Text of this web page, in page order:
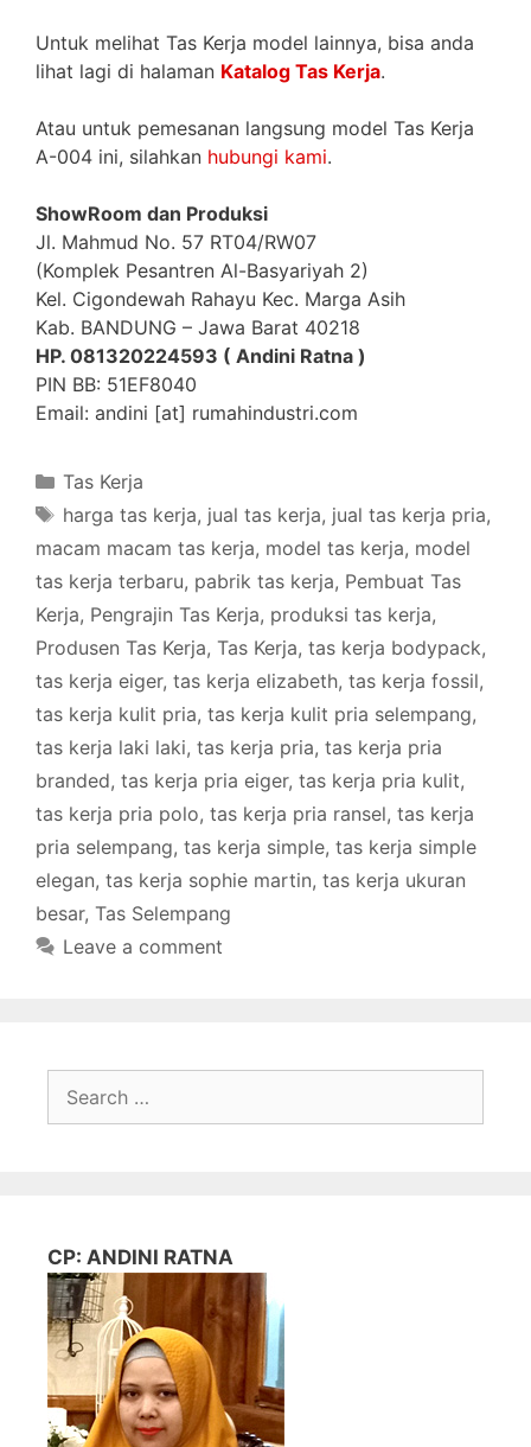
Untuk melihat Tas Kerja model lainnya, bisa anda
lihat lagi di halaman Katalog Tas Kerja.
Atau untuk pemesanan langsung model Tas Kerja
A-004 ini, silahkan hubungi kami.
ShowRoom dan Produksi
Jl. Mahmud No. 57 RT04/RW07
(Komplek Pesantren Al-Basyariyah 2)
Kel. Cigondewah Rahayu Kec. Marga Asih
Kab. BANDUNG – Jawa Barat 40218
HP. 081320224593 ( Andini Ratna )
PIN BB: 51EF8040
Email: andini [at] rumahindustri.com
Categories
Tas Kerja
Tags
harga tas kerja, jual tas kerja, jual tas kerja pria,
macam macam tas kerja, model tas kerja, model
tas kerja terbaru, pabrik tas kerja, Pembuat Tas
Kerja, Pengrajin Tas Kerja, produksi tas kerja,
Produsen Tas Kerja, Tas Kerja, tas kerja bodypack,
tas kerja eiger, tas kerja elizabeth, tas kerja fossil,
tas kerja kulit pria, tas kerja kulit pria selempang,
tas kerja laki laki, tas kerja pria, tas kerja pria
branded, tas kerja pria eiger, tas kerja pria kulit,
tas kerja pria polo, tas kerja pria ransel, tas kerja
pria selempang, tas kerja simple, tas kerja simple
elegan, tas kerja sophie martin, tas kerja ukuran
besar, Tas Selempang
Leave a comment
CP: ANDINI RATNA